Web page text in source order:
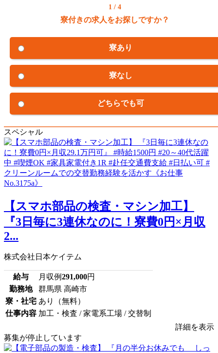
1 / 4
寮付きの求人をお探しですか？
寮あり
寮なし
どちらでも可
スペシャル
【スマホ部品の検査・マシン加工】
『3日毎に3連休なのに！寮費0円×月収
2...
株式会社日本ケイテム
給与 月収例291,000円
勤務地
群馬県 高崎市
寮・社宅 あり（無料）
仕事内容 加工・検査 / 家電系工場 / 交替制
詳細を表示
募集が停止しています